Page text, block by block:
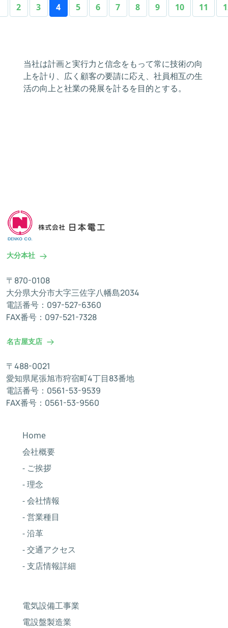
2 3 4 5 6 7 8 9 10 11
当社は計画と実行力と信念をもって常に技術の向
上を計り、広く顧客の要請に応え、社員相互の生
活の向上と社業の発展を計るを目的とする。
大分本社
〒870-0108
大分県大分市大字三佐字八幡島2034
電話番号：097-527-6360
FAX番号：097-521-7328
名古屋支店
〒488-0021
愛知県尾張旭市狩宿町4丁目83番地
電話番号：0561-53-9539
FAX番号：0561-53-9560
Home
会社概要
- ご挨拶
- 理念
- 会社情報
- 営業種目
- 沿革
- 交通アクセス
- 支店情報詳細
電気設備工事業
電設盤製造業